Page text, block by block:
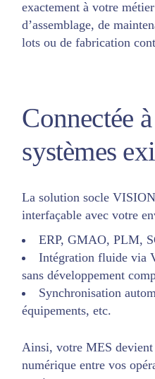
exactement à votre
d’assemblage, de
lots ou de fabrication
Connectée
systèmes
La solution socle
interfaçable avec votre
ERP, GMAO, PLM,
Intégration fluide via
sans développement
Synchronisation
équipements, etc.
Ainsi, votre MES
numérique entre vos